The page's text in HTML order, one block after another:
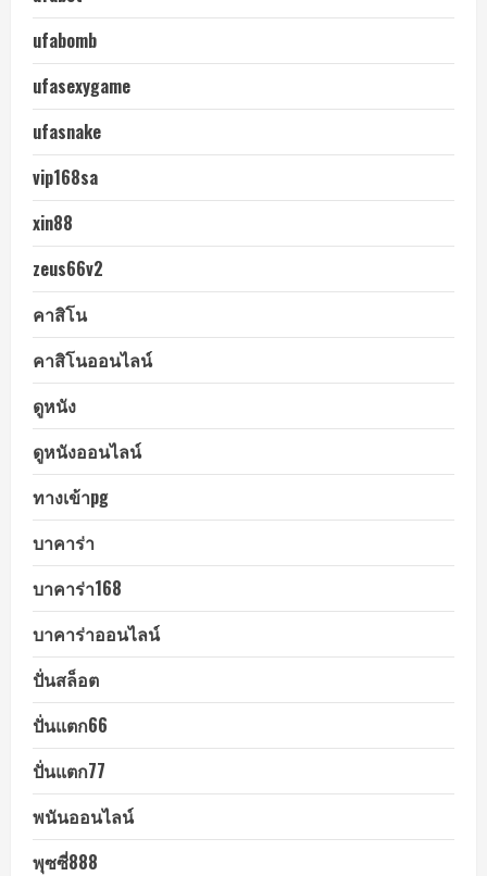
ufabomb
ufasexygame
ufasnake
vip168sa
xin88
zeus66v2
คาสิโน
คาสิโนออนไลน์
ดูหนัง
ดูหนังออนไลน์
ทางเข้าpg
บาคาร่า
บาคาร่า168
บาคาร่าออนไลน์
ปั่นสล็อต
ปั่นแตก66
ปั่นแตก77
พนันออนไลน์
พุซซี่888